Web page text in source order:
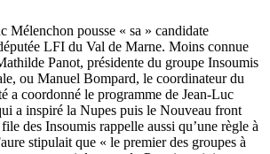
Mélenchon pousse « sa » candidate
LFI du Val de Marne. Moins connue
Panot, présidente du groupe Insoumis
ou Manuel Bompard, le coordinateur du
a coordonné le programme de Jean-Luc
a inspiré la Nupes puis le Nouveau front
des Insoumis rappelle aussi qu’une règle à
stipulait que « le premier des groupes à